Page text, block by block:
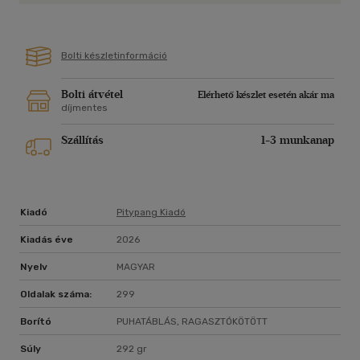
Bolti készletinformáció
Bolti átvétel
Elérhető készlet esetén akár ma
díjmentes
Szállítás 1-3 munkanap
Kiadó Pitypang Kiadó
Kiadás éve 2026
Nyelv MAGYAR
Oldalak száma: 299
Borító PUHATÁBLÁS, RAGASZTÓKÖTÖTT
Súly 292 gr